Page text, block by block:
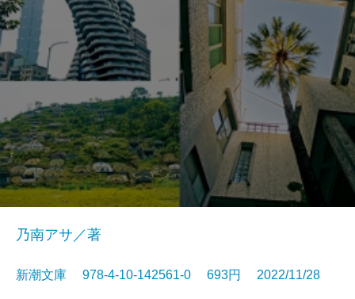
乃南アサ／著
新潮文庫 978-4-10-142561-0 693円 2022/11/28